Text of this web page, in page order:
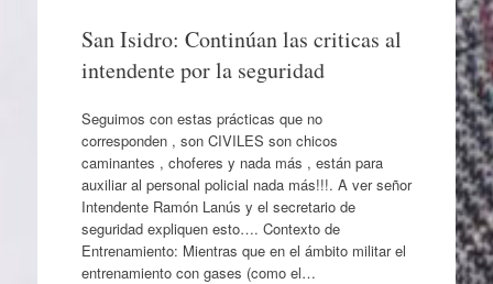
San Isidro: Continúan las criticas al
intendente por la seguridad
Seguimos con estas prácticas que no
corresponden , son CIVILES son chicos
caminantes , choferes y nada más , están para
auxiliar al personal policial nada más!!!. A ver señor
Intendente Ramón Lanús y el secretario de
seguridad expliquen esto…. Contexto de
Entrenamiento: Mientras que en el ámbito militar el
entrenamiento con gases (como el…